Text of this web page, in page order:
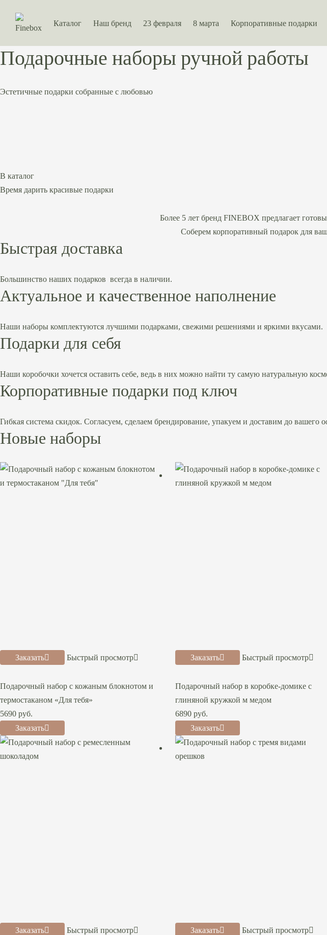
Каталог Наш бренд 23 февраля 8 марта Корпоративные подарки
Подарочные наборы ручной работы
Эстетичные подарки собранные с любовью
В каталог
Время дарить красивые подарки
Более 5 лет бренд FINEBOX предлагает
Соберем корпоративный подарок для
Быстрая доставка
Большинство наших подарков всегда в наличии.
Актуальное и качественное наполнение
Наши наборы комплектуются лучшими подарками, свежими решениями и яркими вкусами.
Подарки для себя
Наши коробочки хочется оставить себе, ведь в них можно найти ту самую натуральную
Корпоративные подарки под ключ
Гибкая система скидок. Согласуем, сделаем брендирование, упакуем и доставим до вашего
Новые наборы
Заказать Быстрый просмотр
Подарочный набор с кожаным блокнотом и
термостаканом «Для тебя»
5690 руб.
Заказать
Заказать Быстрый просмотр
Подарочный набор в коробке-домике с
глиняной кружкой м медом
6890руб.
Заказать
Заказать Быстрый просмотр Заказать Быстрый просмотр